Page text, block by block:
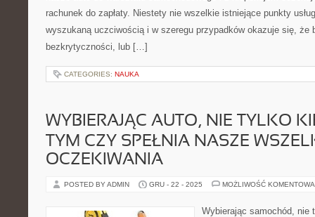
rachunek do zapłaty. Niestety nie wszelkie istniejące punkty
wyszukaną uczciwością i w szeregu przypadków okazuje się, że
bezkrytyczności, lub […]
CATEGORIES: NAUKA
WYBIERAJĄC AUTO, NIE TYLKO
TYM CZY SPEŁNIA NASZE
OCZEKIWANIA
POSTED BY ADMIN GRU - 22 - 2025 MOŻLIWOŚĆ
Wybierając samochód,